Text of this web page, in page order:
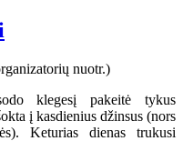
klegesį pakeitė tykus
į kasdienius džinsus (nors
Keturias dienas trukusi